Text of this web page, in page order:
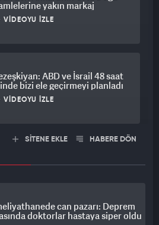
yakın markaj
VIDEOYU İZLE
ABD ve İsrail 48 saat
bizi ele geçirmeyi planladı
VIDEOYU İZLE
SİTENE EKLE HABERE DÖN
can pazarı: Deprem
doktorlar hastaya siper oldu